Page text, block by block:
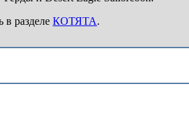
в разделеКОТЯТА.